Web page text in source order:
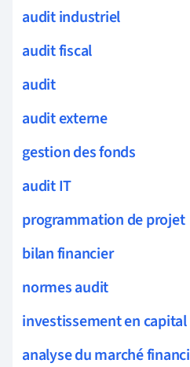
audit industriel
audit fiscal
audit
audit externe
gestion des fonds
audit IT
programmation de projet
bilan financier
normes audit
investissement en capital
analyse du marché